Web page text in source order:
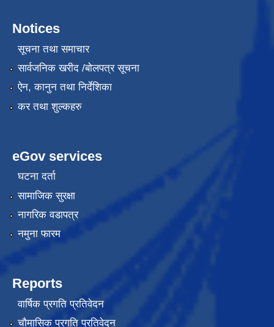
Notices
सूचना तथा समाचार
सार्वजनिक खरीद /बोलपत्र सूचना
ऐन, कानुन तथा निर्देशिका
कर तथा शुल्कहरु
eGov services
घटना दर्ता
सामाजिक सुरक्षा
नागरिक वडापत्र
नमुना फारम
Reports
वार्षिक प्रगति प्रतिवेदन
चौमासिक प्रगति प्रतिवेदन